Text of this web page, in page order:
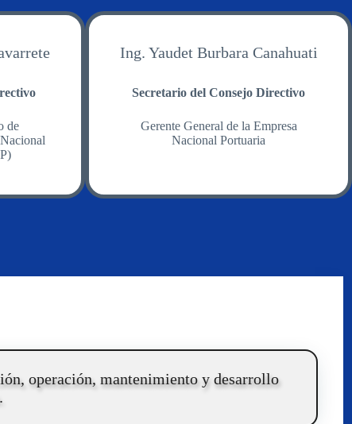
de
Ing. Yaudet Burbara Canahuati
Secretario del Consejo Directivo
Gerente General de la Empresa
Nacional Portuaria
operación, mantenimiento y desarrollo